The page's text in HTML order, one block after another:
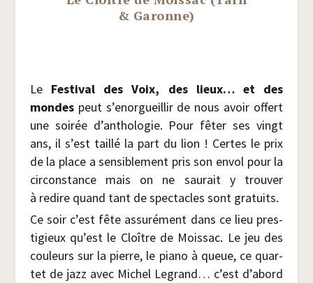
& Garonne)
Le Fes­ti­val des Voix, des lieux… et des
mondespeut s’enorgueillir de nous avoir offert
une soi­rée d’anthologie. Pour fêter ses vingt
ans, il s’est taillé la part du lion ! Certes le prix
de la place a sen­si­ble­ment pris son envol pour la
cir­cons­tance mais on ne sau­rait y trou­ver
à redire quand tant de spec­tacles sont gratuits.
Ce soir c’est fête assu­ré­ment dans ce lieu pres­
ti­gieux qu’est le Cloître de Mois­sac. Le jeu des
cou­leurs sur la pierre, le pia­no à queue, ce quar­
tet de jazz avec Michel Legrand… c’est d’abord